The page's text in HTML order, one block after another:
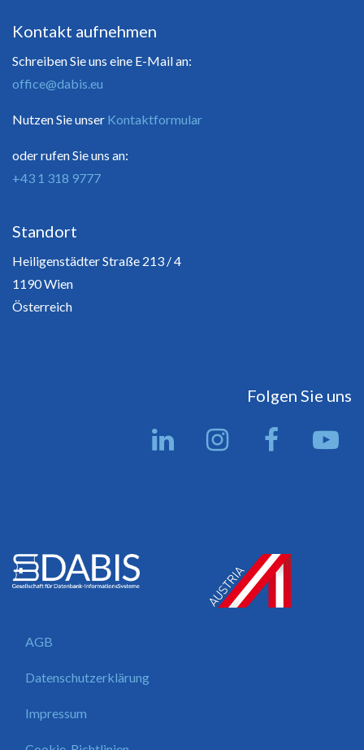
Kontakt aufnehmen
Schreiben Sie uns eine E-Mail an:
office@dabis.eu
Nutzen Sie unser Kontaktformular
oder rufen Sie uns an:
+43 1 318 9777
Standort
Heiligenstädter Straße 213 / 4
1190 Wien
Österreich
Folgen Sie uns
AGB
Datenschutzerklärung
Impressum